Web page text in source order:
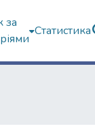
за
Статистика